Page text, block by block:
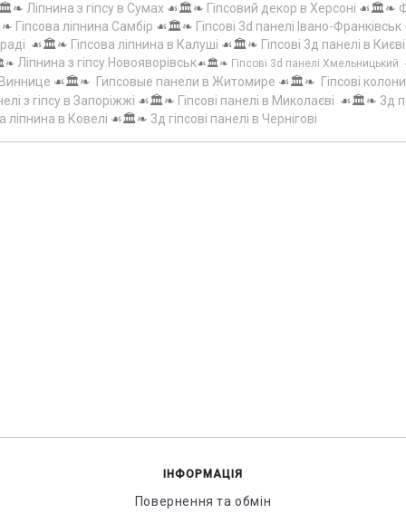
Ліпнина з гіпсу в Сумах ☙🏛️❧ Гіпсовий декор в Херсоні ☙🏛️❧
Гіпсова ліпнина Самбір ☙🏛️❧ Гіпсові 3d панелі Івано-Франківськ
☙🏛️❧ Гіпсова ліпнина в Калуші ☙🏛️❧ Гіпсові 3д панелі в Києві
Ліпнина з гіпсу Новояворівськ☙🏛️❧ Гіпсові 3d панелі Хмельницький
☙🏛️❧ Гипсовые панели в Житомире ☙🏛️❧ Гіпсові
з гіпсу в Запоріжжі ☙🏛️❧ Гіпсові панелі в Миколаєві ☙🏛️❧ 3д
ліпнина в Ковелі ☙🏛️❧ 3д гіпсові панелі в Чернігові
ІНФОРМАЦІЯ
Повернення та обмін